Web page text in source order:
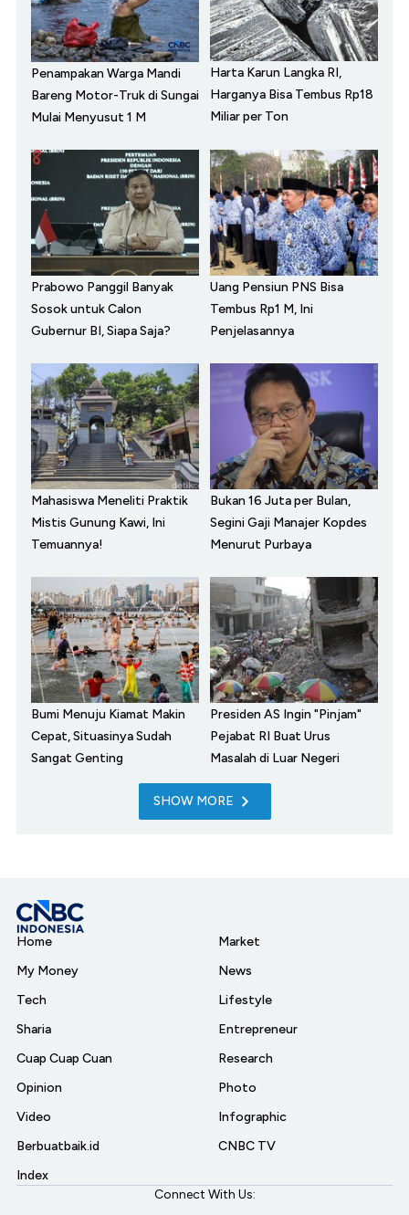
Penampakan Warga Mandi
Bareng Motor-Truk di Sungai
Mulai Menyusut 1 M
Harta Karun Langka RI,
Harganya Bisa Tembus Rp18
Miliar per Ton
Prabowo Panggil Banyak
Sosok untuk Calon
Gubernur BI, Siapa Saja?
Uang Pensiun PNS Bisa
Tembus Rp1 M, Ini
Penjelasannya
Mahasiswa Meneliti Praktik
Mistis Gunung Kawi, Ini
Temuannya!
Bukan 16 Juta per Bulan,
Segini Gaji Manajer Kopdes
Menurut Purbaya
Bumi Menuju Kiamat Makin
Cepat, Situasinya Sudah
Sangat Genting
Presiden AS Ingin "Pinjam"
Pejabat RI Buat Urus
Masalah di Luar Negeri
SHOW MORE
Home
My Money
Tech
Sharia
Cuap Cuap Cuan
Opinion
Video
Berbuatbaik.id
Index
Market
News
Lifestyle
Entrepreneur
Research
Photo
Infographic
CNBC TV
Connect With Us: